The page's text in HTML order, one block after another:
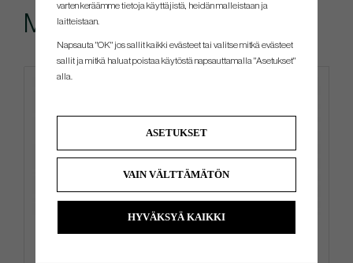
Muut ostivat myös
varten keräämme tietoja käyttäjistä, heidän malleistaan ​​ja
laitteistaan.
Napsauta "OK" jos sallit kaikki evästeet tai valitse mitkä evästeet
sallit ja mitkä haluat poistaa käytöstä napsauttamalla "Asetukset"
alla.
ASETUKSET
VAIN VÄLTTÄMÄTÖN
HYVÄKSYÄ KAIKKI